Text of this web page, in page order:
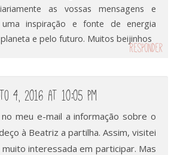
as vossas mensagens e
inspiração e fonte de energia
e pelo futuro. Muitos beijinhos
Responder
4, 2016 at 10:05 pm
meu e-mail a informação sobre o
à Beatriz a partilha. Assim, visitei
interessada em participar. Mas